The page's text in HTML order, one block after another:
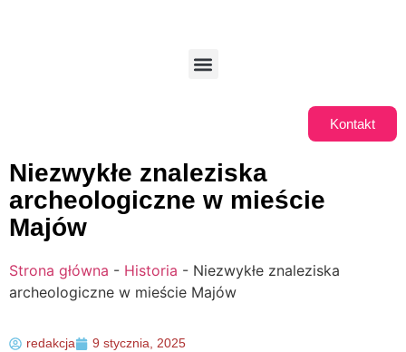
Kontakt
Niezwykłe znaleziska
archeologiczne w mieście
Majów
Strona główna - Historia - Niezwykłe znaleziska
archeologiczne w mieście Majów
redakcja 9 stycznia, 2025